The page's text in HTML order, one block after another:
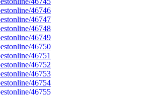
46746
46747
46748
46749
46750
46751
46752
46753
46754
46755